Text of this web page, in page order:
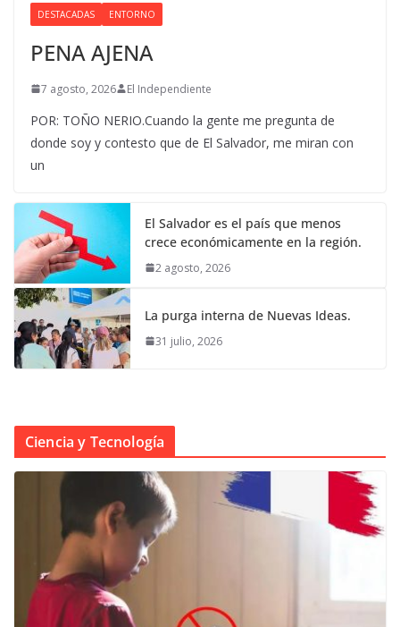
DESTACADAS ENTORNO
PENA AJENA
7 agosto, 2026 El Independiente
POR: TOÑO NERIO.Cuando la gente me pregunta de
donde soy y contesto que de El Salvador, me miran con
un
El Salvador es el país que menos
crece económicamente en la región.
2 agosto, 2026
La purga interna de Nuevas Ideas.
31 julio, 2026
Ciencia y Tecnología